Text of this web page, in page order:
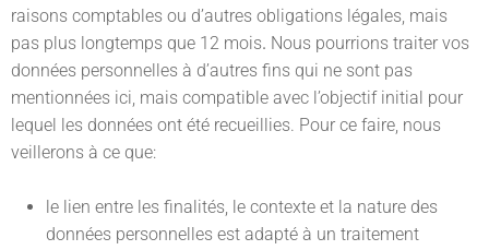
raisons comptables ou d’autres obligations légales, mais
pas plus longtemps que 12 mois. Nous pourrions traiter vos
données personnelles à d’autres fins qui ne sont pas
mentionnées ici, mais compatible avec l’objectif initial pour
lequel les données ont été recueillies. Pour ce faire, nous
veillerons à ce que:
le lien entre les finalités, le contexte et la nature des
données personnelles est adapté à un traitement